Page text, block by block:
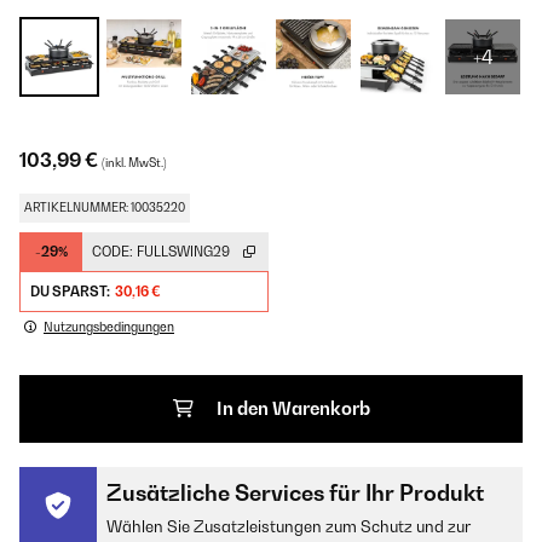
+4
103,99 € (inkl. MwSt.)
ARTIKELNUMMER: 10035220
-29% CODE: FULLSWING29
DU SPARST: 30,16 €
Nutzungsbedingungen
In den Warenkorb
Zusätzliche Services für Ihr Produkt
Wählen Sie Zusatzleistungen zum Schutz und zur